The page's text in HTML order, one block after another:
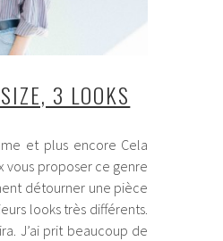
3 LOOKS
et plus encore Cela
vous proposer ce genre
détourner une pièce
looks très différents.
J’ai prit beaucoup de